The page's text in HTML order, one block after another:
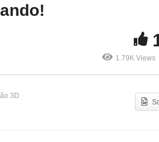
1.79K Views
3D